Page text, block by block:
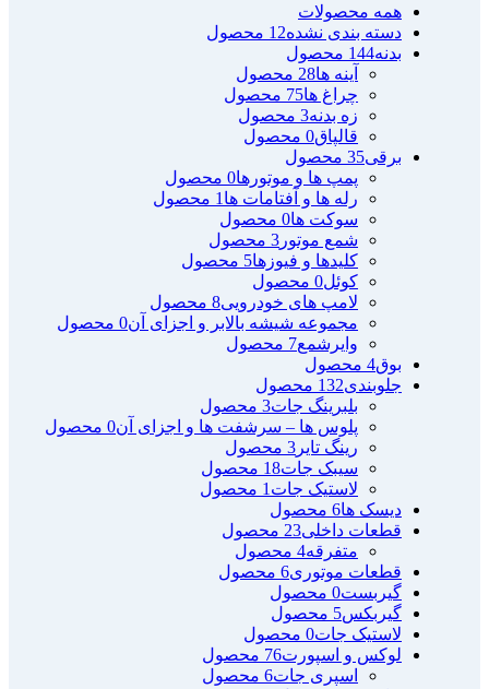
همه محصولات
دسته بندی نشده12 محصول
بدنه144 محصول
آینه ها28 محصول
چراغ ها75 محصول
زه بدنه3 محصول
قالپاق0 محصول
برقی35 محصول
پمپ ها و موتورها0 محصول
رله ها و آفتامات ها 1 محصول
سوکت ها0 محصول
شمع موتور 3 محصول
کلیدها و فیوزها5 محصول
کوئل0 محصول
لامپ های خودرویی8 محصول
مجموعه شیشه بالابر و اجزای آن0 محصول
وایرشمع7 محصول
بوق4 محصول
جلوبندی132 محصول
بلبرینگ جات3 محصول
پلوس ها – سرشفت ها و اجزای آن0 محصول
رینگ تایر 3 محصول
سیبک جات18 محصول
لاستیک جات 1 محصول
دیسک ها6 محصول
قطعات داخلی23 محصول
متفرقه4 محصول
قطعات موتوری6 محصول
گیربست0 محصول
گیربکس5 محصول
لاستیک جات0 محصول
لوکس و اسپورت76 محصول
اسپری جات6 محصول